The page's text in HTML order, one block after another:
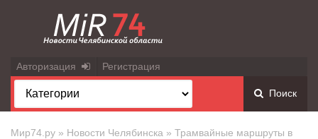
Авторизация Регистрация
Поиск
Мир74.ру » Новости Челябинска » Трамвайные маршруты в